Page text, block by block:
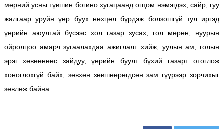
мөрний усны түвшин богино хугацаанд огцом нэмэгдэх, сайр, гуу
жалгаар уруйн үер буух нөхцөл бүрдэж болзошгүй тул иргэд
үерийн аюултай бүсээс хол газар зусах, гол мөрөн, нуурын
ойролцоо амарч зугаалахдаа ажиглалт хийж, уулын ам, голын
эрэг хөвөөнөөс зайдуу, үерийн буулт бүхий газарт отоглож
хоноглохгүй байх, зөвхөн зөвшөөрөгдсөн зам гүүрээр зорчихыг
зөвлөж байна.